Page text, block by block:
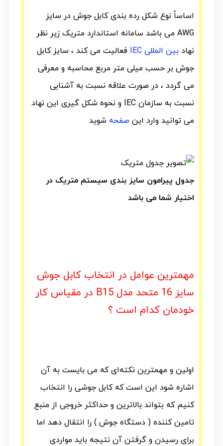
اساساً نوع شکل رده بندی کابل جوش در سایز
AWG می باشد
سامانه استاندارد متریک زیر نظر
نهاد بین المللی IEC
فعالیت می کند ، سایز کابل
جوش بر حسب میلی متر مربع محاسبه و معرفی
می گردد ، در صورت علاقه نسبت به آشنایی
نسبت به سازمان IEC و نحوه شکل گیری این نهاد
می توانید وارد این صفحه شوید
جدول پیرامون سایز بندی سیستم متریک در
اختیار شما می باشد
مهمترین عوامل در انتخاب کابل جوش
سایز 16 متحد مدل B15 در مقیاس کار
خودمان کدام است ؟
اولین و مهمترین نکته‌ای که می بایست به آن
اشاره شود این است که کابل جوشی را انتخاب
کنیم که بتواند بالاترین و حداکثر خروجی از منبع
تامین کننده ( دستگاه جوش ) را انتقال دهد اما
برای رسیدن و گرفتن آن نتیجه باید مواردی